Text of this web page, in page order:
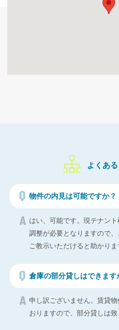
よくあ
物件の内見は可能ですか？
はい、可能です。現テナン
調整が必要となりますので
ご教示いただけると助かりま
倉庫の部分貸しはできます
申し訳ございません。賃貸
おりますので、部分貸しは致